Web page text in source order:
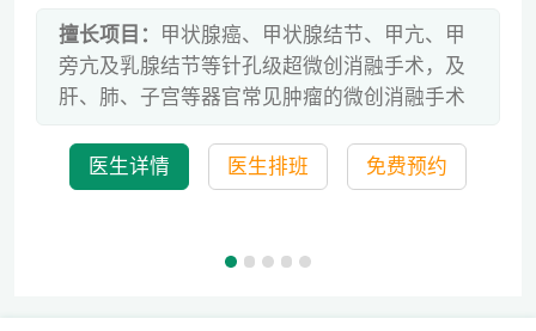
擅长项目：
甲状腺癌、甲状腺结节、甲亢、甲
旁亢及乳腺结节等针孔级超微创消融手术，及
肝、肺、子宫等器官常见肿瘤的微创消融手术
医生详情 医生排班 免费预约